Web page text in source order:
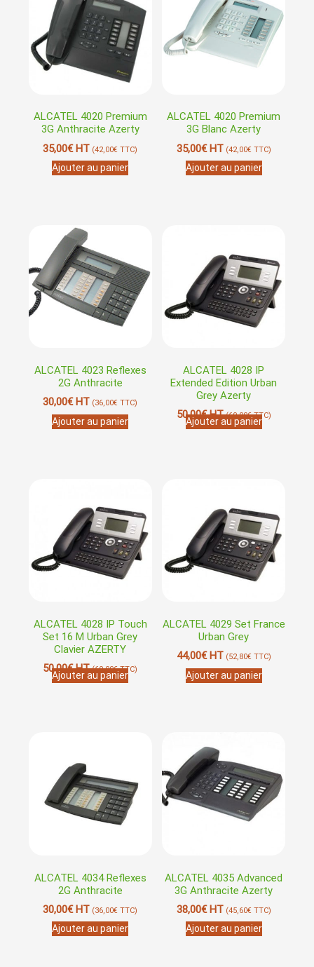
ALCATEL 4020 Premium
3G Anthracite Azerty
35,00€HT (42,00€ TTC)
Ajouter au panier
ALCATEL 4020 Premium
3G Blanc Azerty
35,00€HT (42,00€TTC)
Ajouter au panier
ALCATEL 4023 Reflexes
2G Anthracite
30,00€HT (36,00€ TTC)
Ajouter au panier
ALCATEL 4028 IP
Extended Edition Urban
Grey Azerty
50,00€HT (60,00€TTC)
Ajouter au panier
ALCATEL 4028 IP Touch
Set 16 M Urban Grey
Clavier AZERTY
50,00€HT (60,00€TTC)
Ajouter au panier
ALCATEL 4029 Set France
Urban Grey
44,00€HT (52,80€TTC)
Ajouter au panier
ALCATEL 4034 Reflexes
2G Anthracite
30,00€HT (36,00€ TTC)
Ajouter au panier
ALCATEL 4035 Advanced
3G Anthracite Azerty
38,00€HT (45,60€TTC)
Ajouter au panier